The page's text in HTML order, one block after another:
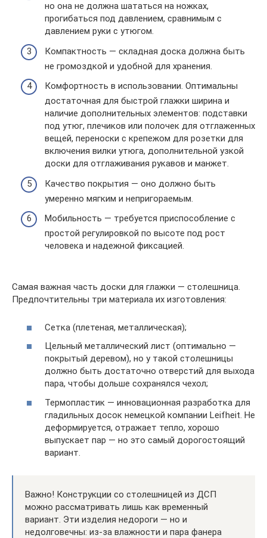
но она не должна шататься на ножках,
прогибаться под давлением, сравнимым с
давлением руки с утюгом.
Компактность — складная доска должна быть
не громоздкой и удобной для хранения.
Комфортность в использовании. Оптимальны
достаточная для быстрой глажки ширина и
наличие дополнительных элементов: подставки
под утюг, плечиков или полочек для отглаженных
вещей, переноски с крепежом для розетки для
включения вилки утюга, дополнительной узкой
доски для отглаживания рукавов и манжет.
Качество покрытия — оно должно быть
умеренно мягким и непригораемым.
Мобильность — требуется приспособление с
простой регулировкой по высоте под рост
человека и надежной фиксацией.
Самая важная часть доски для глажки — столешница.
Предпочтительны три материала их изготовления:
Сетка (плетеная, металлическая);
Цельный металлический лист (оптимально —
покрытый деревом), но у такой столешницы
должно быть достаточно отверстий для выхода
пара, чтобы дольше сохранялся чехол;
Термопластик — инновационная разработка для
гладильных досок немецкой компании Leifheit. Не
деформируется, отражает тепло, хорошо
выпускает пар — но это самый дорогостоящий
вариант.
Важно! Конструкции со столешницей из ДСП
можно рассматривать лишь как временный
вариант. Эти изделия недороги — но и
недолговечны: из-за влажности и пара фанера